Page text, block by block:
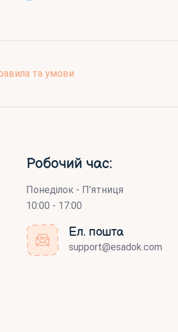
та умови
Робочий час:
Понеділок - П’ятниця
10:00 - 17:00
Ел. пошта
support@esadok.com